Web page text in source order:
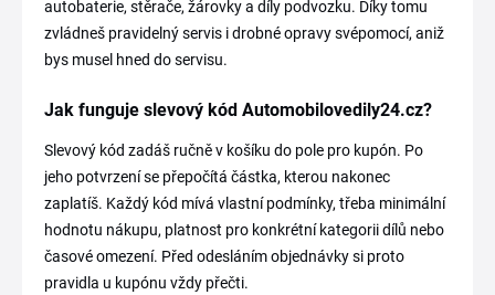
autobaterie, stěrače, žárovky a díly podvozku. Díky tomu
zvládneš pravidelný servis i drobné opravy svépomocí, aniž
bys musel hned do servisu.
Jak funguje slevový kód Automobilovedily24.cz?
Slevový kód zadáš ručně v košíku do pole pro kupón. Po
jeho potvrzení se přepočítá částka, kterou nakonec
zaplatíš. Každý kód mívá vlastní podmínky, třeba minimální
hodnotu nákupu, platnost pro konkrétní kategorii dílů nebo
časové omezení. Před odesláním objednávky si proto
pravidla u kupónu vždy přečti.